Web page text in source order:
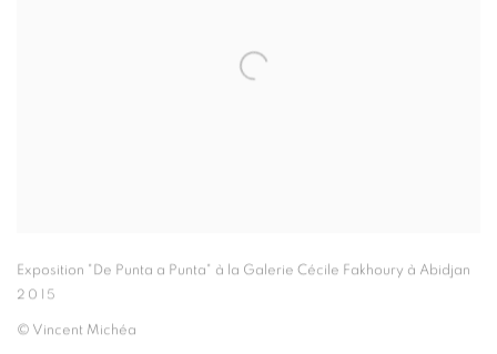
Exposition "De Punta a Punta" à la Galerie Cécile Fakhoury à Abidjan
2015
© Vincent Michéa